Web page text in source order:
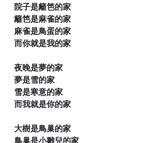
院子是籬笆的家
籬笆是麻雀的家
麻雀是鳥蛋的家
而你就是我的家
夜晚是夢的家
夢是雪的家
雪是寒意的家
而我就是你的家
大樹是鳥巢的家
鳥巢是小雛兒的家